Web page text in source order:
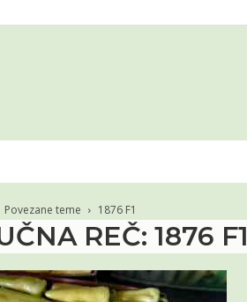
Povezane teme 1876 F1
REČ: 1876 F1